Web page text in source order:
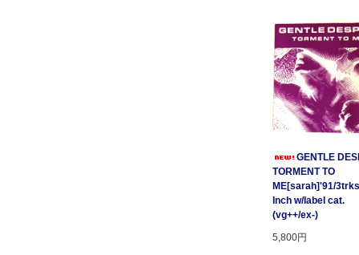
GENTLE
TORMENT TO
ME[sarah]'91/
Inch w/label cat.
(vg++/ex-)
5,800円